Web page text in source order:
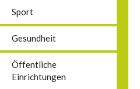
Sport
Gesundheit
Öffentliche
Einrichtungen